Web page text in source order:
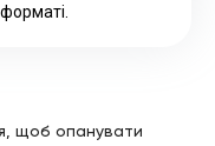
щоб опанувати